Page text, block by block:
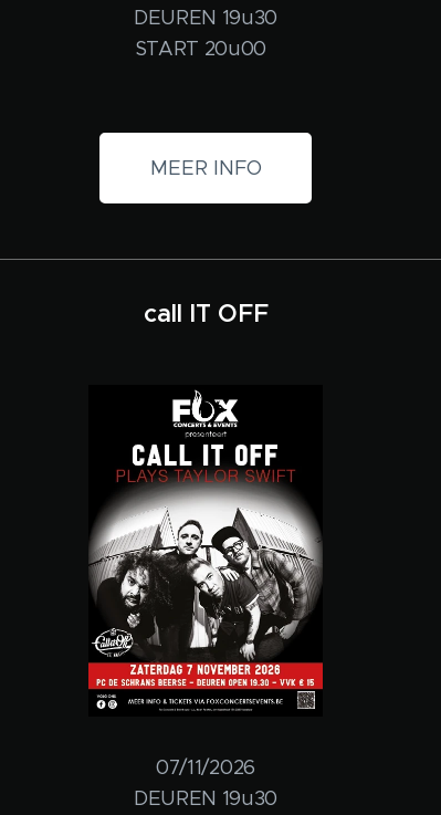
DEUREN 19u30
START 20u00
MEER INFO
call IT OFF
07/11/2026
DEUREN 19u30